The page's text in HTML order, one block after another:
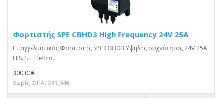
Φορτιστής SPE CBHD3 High Frequency 24V 25A
Επαγγελματικός Φορτιστής SPE CBHD3 Υψηλής συχνότητας 24V 25A
Η S.P.E. Elettro..
300,00€
Χωρίς ΦΠΑ: 241,94€